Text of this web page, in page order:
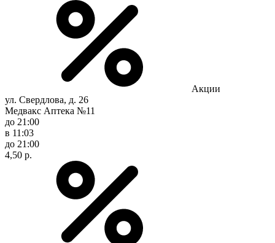
Акции
ул. Свердлова, д. 26
Медвакс Аптека №11
до 21:00
в 11:03
до 21:00
4,50 р.